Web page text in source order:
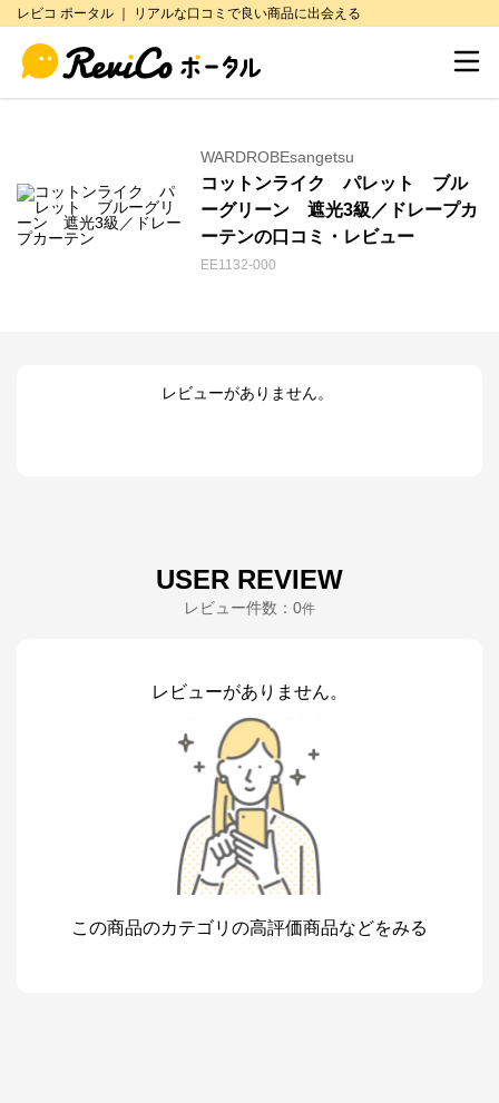
レビコ ポータル ｜ リアルな口コミで良い商品に出会える
WARDROBEsangetsu
コットンライク パレット ブル
ーグリーン 遮光3級／ドレープカ
ーテンの口コミ・レビュー
EE1132-000
レビューがありません。
USER REVIEW
レビュー件数： 0件
レビューがありません。
この商品のカテゴリの高評価商品などをみる